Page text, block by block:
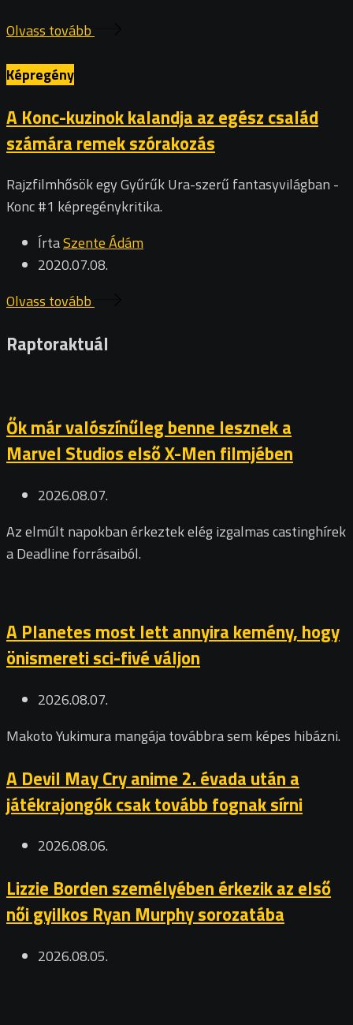
Olvass tovább
Képregény
A Konc-kuzinok kalandja az egész család
számára remek szórakozás
Rajzfilmhősök egy Gyűrűk Ura-szerű fantasyvilágban -
Konc #1 képregénykritika.
ÍrtaSzente Ádám
2020.07.08.
Olvass tovább
Raptoraktuál
Ők már valószínűleg benne lesznek a
Marvel Studios első X-Men filmjében
2026.08.07.
Az elmúlt napokban érkeztek elég izgalmas castinghírek
a Deadline forrásaiból.
A Planetes most lett annyira kemény, hogy
önismereti sci-fivé váljon
2026.08.07.
Makoto Yukimura mangája továbbra sem képes hibázni.
A Devil May Cry anime 2. évada után a
játékrajongók csak tovább fognak sírni
2026.08.06.
Lizzie Borden személyében érkezik az első
női gyilkos Ryan Murphy sorozatába
2026.08.05.